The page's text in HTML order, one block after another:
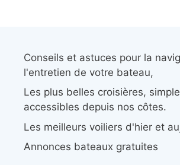
Conseils et astuces pour la
l'entretien de votre bateau,
Les plus belles croisières,
accessibles depuis nos côtes.
Les meilleurs voiliers d'hier et
Annonces bateaux gratuites